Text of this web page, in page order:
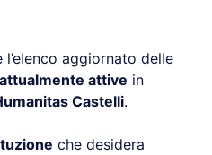
l’elenco aggiornato delle
attive in
Castelli.
che desidera